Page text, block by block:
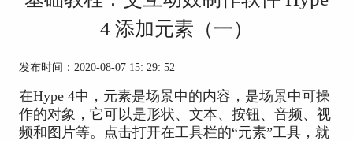
4 添加元素（一）
发布时间：2020-08-07 15: 29: 52
在Hype 4中，元素是场景中的内容，是场景中可操
作的对象，它可以是形状、文本、按钮、音频、视
频和图片等。点击打开在工具栏的“元素”工具，就